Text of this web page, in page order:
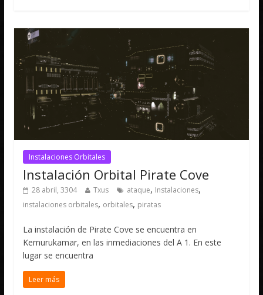
Instalaciones Orbitales
Instalación Orbital Pirate Cove
28 abril, 3304 Txus ataque, Instalaciones,
instalaciones orbitales, orbitales, piratas
La instalación de Pirate Cove se encuentra en
Kemurukamar, en las inmediaciones del A 1. En este
lugar se encuentra
Leer más